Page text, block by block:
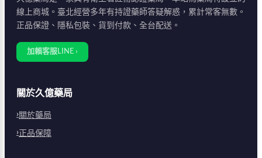
線上商城。臺北經營多年有持證藥師答疑解惑，累計常客無數。
正品保證、隱私包裝、貨到付款、全台配送。
加賴客服LINE ›
關於久億藥局
關於藥局
正品保障